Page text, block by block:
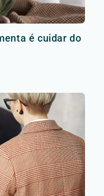
é cuidar do